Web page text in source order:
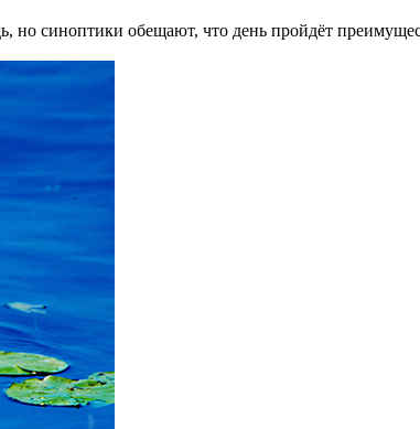
синоптики обещают, что день пройдёт